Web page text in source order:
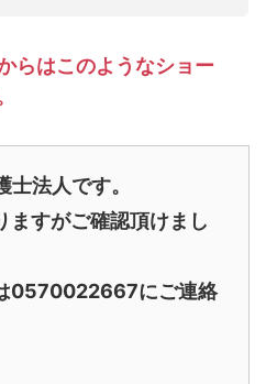
らはこのようなショー
士法人です。
ますがご確認頂けまし
0570022667にご連絡